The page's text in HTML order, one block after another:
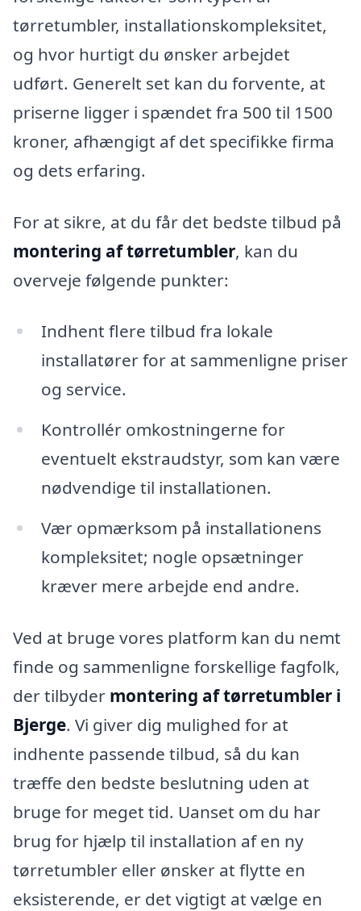
tørretumbler, installationskompleksitet,
og hvor hurtigt du ønsker arbejdet
udført. Generelt set kan du forvente, at
priserne ligger i spændet fra 500 til 1500
kroner, afhængigt af det specifikke firma
og dets erfaring.
For at sikre, at du får det bedste tilbud på
montering af tørretumbler, kan du
overveje følgende punkter:
Indhent flere tilbud fra lokale
installatører for at sammenligne priser
og service.
Kontrollér omkostningerne for
eventuelt ekstraudstyr, som kan være
nødvendige til installationen.
Vær opmærksom på installationens
kompleksitet; nogle opsætninger
kræver mere arbejde end andre.
Ved at bruge vores platform kan du nemt
finde og sammenligne forskellige fagfolk,
der tilbyder montering af tørretumbler i
Bjerge. Vi giver dig mulighed for at
indhente passende tilbud, så du kan
træffe den bedste beslutning uden at
bruge for meget tid. Uanset om du har
brug for hjælp til installation af en ny
tørretumbler eller ønsker at flytte en
eksisterende, er det vigtigt at vælge en